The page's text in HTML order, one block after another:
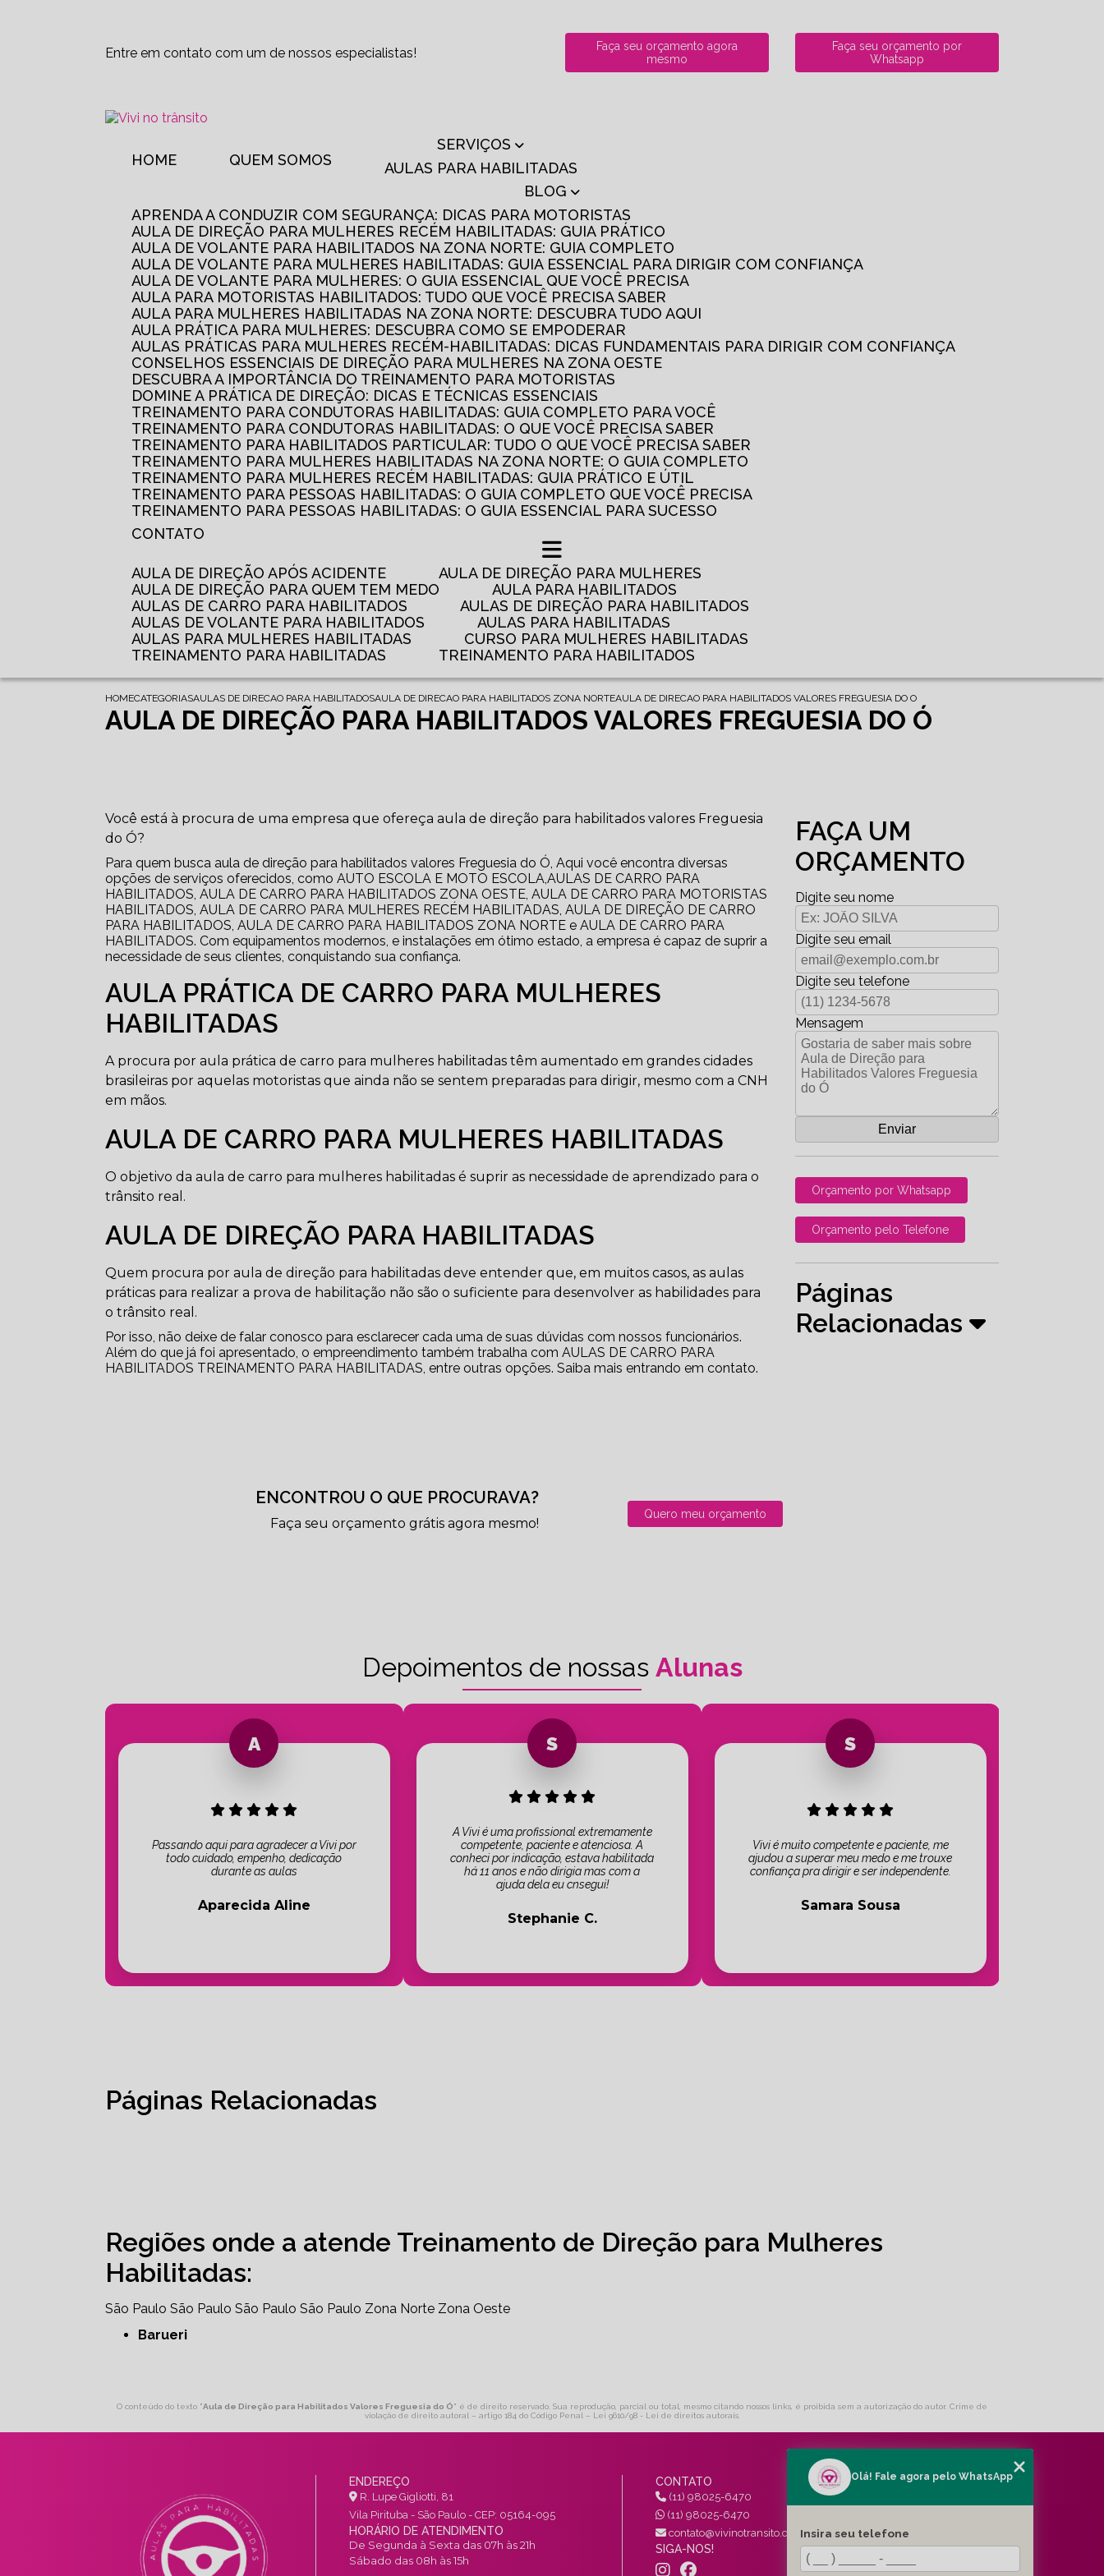
Entre em contato com um de nossos especialistas!
Faça seu orçamento agora
mesmo
Faça seu orçamento por
Whatsapp
HOME QUEM SOMOS
SERVIÇOS
AULAS PARA HABILITADAS
BLOG
APRENDA A CONDUZIR COM SEGURANÇA: DICAS PARA MOTORISTAS
AULA DE DIREÇÃO PARA MULHERES RECÉM HABILITADAS: GUIA PRÁTICO
AULA DE VOLANTE PARA HABILITADOS NA ZONA NORTE: GUIA COMPLETO
AULA DE VOLANTE PARA MULHERES HABILITADAS: GUIA ESSENCIAL PARA DIRIGIR COM CONFIANÇA
AULA DE VOLANTE PARA MULHERES: O GUIA ESSENCIAL QUE VOCÊ PRECISA
AULA PARA MOTORISTAS HABILITADOS: TUDO QUE VOCÊ PRECISA SABER
AULA PARA MULHERES HABILITADAS NA ZONA NORTE: DESCUBRA TUDO AQUI
AULA PRÁTICA PARA MULHERES: DESCUBRA COMO SE EMPODERAR
AULAS PRÁTICAS PARA MULHERES RECÉM-HABILITADAS: DICAS FUNDAMENTAIS PARA DIRIGIR COM CONFIANÇA
CONSELHOS ESSENCIAIS DE DIREÇÃO PARA MULHERES NA ZONA OESTE
DESCUBRA A IMPORTÂNCIA DO TREINAMENTO PARA MOTORISTAS
DOMINE A PRÁTICA DE DIREÇÃO: DICAS E TÉCNICAS ESSENCIAIS
TREINAMENTO PARA CONDUTORAS HABILITADAS: GUIA COMPLETO PARA VOCÊ
TREINAMENTO PARA CONDUTORAS HABILITADAS: O QUE VOCÊ PRECISA SABER
TREINAMENTO PARA HABILITADOS PARTICULAR: TUDO O QUE VOCÊ PRECISA SABER
TREINAMENTO PARA MULHERES HABILITADAS NA ZONA NORTE: O GUIA COMPLETO
TREINAMENTO PARA MULHERES RECÉM HABILITADAS: GUIA PRÁTICO E ÚTIL
TREINAMENTO PARA PESSOAS HABILITADAS: O GUIA COMPLETO QUE VOCÊ PRECISA
TREINAMENTO PARA PESSOAS HABILITADAS: O GUIA ESSENCIAL PARA SUCESSO
CONTATO
AULA DE DIREÇÃO APÓS ACIDENTE
AULA DE DIREÇÃO PARA MULHERES
AULA DE DIREÇÃO PARA QUEM TEM MEDO
AULA PARA HABILITADOS
AULAS DE CARRO PARA HABILITADOS
AULAS DE DIREÇÃO PARA HABILITADOS
AULAS DE VOLANTE PARA HABILITADOS
AULAS PARA HABILITADAS
AULAS PARA MULHERES HABILITADAS
CURSO PARA MULHERES HABILITADAS
TREINAMENTO PARA HABILITADAS
TREINAMENTO PARA HABILITADOS
HOMECATEGORIASAULAS DE DIRECAO PARA HABILITADOSAULA DE DIRECAO PARA HABILITADOS ZONA NORTEAULA DE DIRECAO PARA HABILITADOS VALORES FREGUESIA DO O
AULA DE DIREÇÃO PARA HABILITADOS VALORES FREGUESIA DO Ó
Você está à procura de uma empresa que ofereça aula de direção para habilitados valores Freguesia
do Ó?
Para quem busca aula de direção para habilitados valores Freguesia do Ó, Aqui você encontra diversas
opções de serviços oferecidos, como AUTO ESCOLA E MOTO ESCOLA,AULAS DE CARRO PARA
HABILITADOS, AULA DE CARRO PARA HABILITADOS ZONA OESTE, AULA DE CARRO PARA MOTORISTAS
HABILITADOS, AULA DE CARRO PARA MULHERES RECÉM HABILITADAS, AULA DE DIREÇÃO DE CARRO
PARA HABILITADOS, AULA DE CARRO PARA HABILITADOS ZONA NORTE e AULA DE CARRO PARA
HABILITADOS. Com equipamentos modernos, e instalações em ótimo estado, a empresa é capaz de suprir a
necessidade de seus clientes, conquistando sua confiança.
AULA PRÁTICA DE CARRO PARA MULHERES
HABILITADAS
A procura por aula prática de carro para mulheres habilitadas têm aumentado em grandes cidades
brasileiras por aquelas motoristas que ainda não se sentem preparadas para dirigir, mesmo com a CNH
em mãos.
AULA DE CARRO PARA MULHERES HABILITADAS
O objetivo da aula de carro para mulheres habilitadas é suprir as necessidade de aprendizado para o
trânsito real.
AULA DE DIREÇÃO PARA HABILITADAS
Quem procura por aula de direção para habilitadas deve entender que, em muitos casos, as aulas
práticas para realizar a prova de habilitação não são o suficiente para desenvolver as habilidades para
o trânsito real.
Por isso, não deixe de falar conosco para esclarecer cada uma de suas dúvidas com nossos funcionários.
Além do que já foi apresentado, o empreendimento também trabalha com AULAS DE CARRO PARA
HABILITADOS TREINAMENTO PARA HABILITADAS, entre outras opções. Saiba mais entrando em contato.
FAÇA UM
ORÇAMENTO
Digite seu nome
Digite seu email
Digite seu telefone
Mensagem
Orçamento por Whatsapp
Orçamento pelo Telefone
Páginas
Relacionadas
ENCONTROU O QUE PROCURAVA?
Faça seu orçamento grátis agora mesmo!
Quero meu orçamento
Depoimentos de nossas Alunas
Passando aqui para agradecer a Vivi por
todo cuidado, empenho, dedicação
durante as aulas
Aparecida Aline
A Vivi é uma profissional extremamente
competente, paciente e atenciosa. A
conheci por indicação, estava habilitada
há 11 anos e não dirigia mas com a
ajuda dela eu cnsegui!
Stephanie C.
Vivi é muito competente e paciente, me
ajudou a superar meu medo e me trouxe
confiança pra dirigir e ser independente.
Samara Sousa
Páginas Relacionadas
Regiões onde a atende Treinamento de Direção para Mulheres
Habilitadas:
São Paulo São Paulo São Paulo São Paulo Zona Norte Zona Oeste
Barueri
O conteúdo do texto "Aula de Direção para Habilitados Valores Freguesia do Ó" é de direito reservado. Sua reprodução, parcial ou total, mesmo citando nossos links, é proibida sem a autorização do autor. Crime de
violação de direito autoral – artigo 184 do Código Penal – Lei 9610/98 - Lei de direitos autorais.
ENDEREÇO
R. Lupe Gigliotti, 81
Vila Pirituba - São Paulo - CEP: 05164-095
HORÁRIO DE ATENDIMENTO
De Segunda à Sexta das 07h às 21h
Sábado das 08h às 15h
CONTATO
(11) 98025-6470
(11) 98025-6470
contato@vivinotransito.com.br
SIGA-NOS!
MENU
SERVIÇOS
CONTATO
Olá! Fale agora pelo WhatsApp
Insira seu telefone